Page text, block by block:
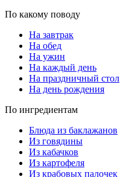
По какому поводу
На завтрак
На обед
На ужин
На каждый день
На праздничный стол
На день рождения
По ингредиентам
Блюда из баклажанов
Из говядины
Из кабачков
Из картофеля
Из крабовых палочек